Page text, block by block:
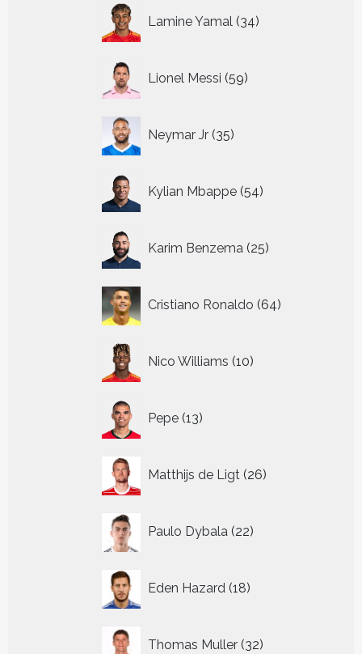
Lamine Yamal 34
producten
Lionel Messi 59
producten
Neymar Jr 35
producten
Kylian Mbappe 54
producten
Karim Benzema 25
producten
Cristiano Ronaldo 64
producten
Nico Williams 10
producten
Pepe 13
producten
Matthijs de Ligt 26
producten
Paulo Dybala 22
producten
Eden Hazard 18
producten
Thomas Muller 32